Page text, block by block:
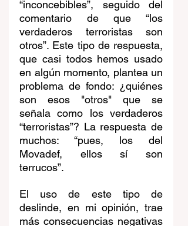
“inconcebibles”, seguido del
comentario de que “los
verdaderos terroristas son
otros”. Este tipo de respuesta,
que casi todos hemos usado
en algún momento, plantea un
problema de fondo: ¿quiénes
son esos "otros" que se
señala como los verdaderos
“terroristas”? La respuesta de
muchos: “pues, los del
Movadef, ellos sí son
terrucos”.
El uso de este tipo de
deslinde, en mi opinión, trae
más consecuencias negativas